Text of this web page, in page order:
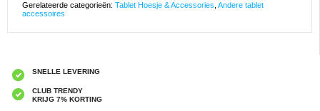
Gerelateerde categorieën: Tablet Hoesje & Accessories Andere tablet
accessoires
SNELLE LEVERING
CLUB TRENDY
KRIJG 7% KORTING